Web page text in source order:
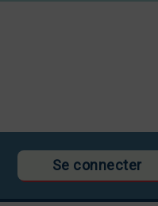
Se connecter